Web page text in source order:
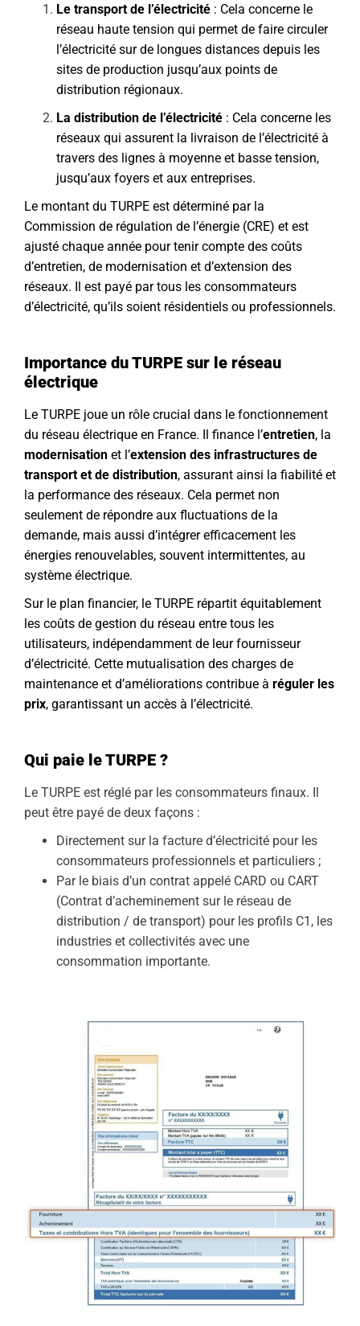
Le transport de l’électricité : Cela concerne le
réseau haute tension qui permet de faire circuler
l’électricité sur de longues distances depuis les
sites de production jusqu’aux points de
distribution régionaux.
La distribution de l’électricité : Cela concerne les
réseaux qui assurent la livraison de l’électricité à
travers des lignes à moyenne et basse tension,
jusqu’aux foyers et aux entreprises.
Le montant du TURPE est déterminé par la
Commission de régulation de l’énergie (CRE) et est
ajusté chaque année pour tenir compte des coûts
d’entretien, de modernisation et d’extension des
réseaux. Il est payé par tous les consommateurs
d’électricité, qu’ils soient résidentiels ou professionnels.
Importance du TURPE sur le réseau
électrique
Le TURPE joue un rôle crucial dans le fonctionnement
du réseau électrique en France. Il finance l’entretien, la
modernisation et l’extension des infrastructures de
transport et de distribution, assurant ainsi la fiabilité et
la performance des réseaux. Cela permet non
seulement de répondre aux fluctuations de la
demande, mais aussi d’intégrer efficacement les
énergies renouvelables, souvent intermittentes, au
système électrique.
Sur le plan financier, le TURPE répartit équitablement
les coûts de gestion du réseau entre tous les
utilisateurs, indépendamment de leur fournisseur
d’électricité. Cette mutualisation des charges de
maintenance et d’améliorations contribue à réguler les
prix, garantissant un accès à l’électricité.
Qui paie le TURPE ?
Le TURPE est réglé par les consommateurs finaux. Il
peut être payé de deux façons :
Directement sur la facture d’électricité pour les
consommateurs professionnels et particuliers ;
Par le biais d’un contrat appelé CARD ou CART
(Contrat d’acheminement sur le réseau de
distribution / de transport) pour les profils C1, les
industries et collectivités avec une
consommation importante.